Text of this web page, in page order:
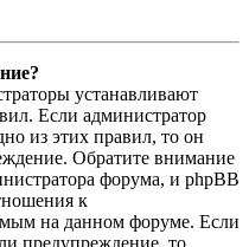
устанавливают
Если администратор
из этих правил, то он
Обратите внимание
форума, и phpBB
к
на данном форуме. Если
предупреждение, то